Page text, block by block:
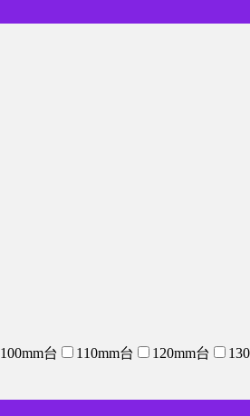
100mm台 110mm台 120mm台